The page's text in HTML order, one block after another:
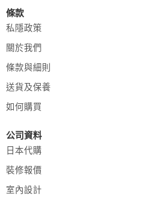
條款
私隱政策
關於我們
條款與細則
送貨及保養
如何購買
公司資料
日本代購
裝修報價
室內設計